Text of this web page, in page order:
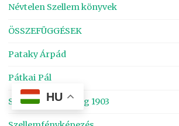
Névtelen Szellem könyvek
ÖSSZEFÜGGÉSEK
Pataky Árpád
Pátkai Pál
Szellem, Erő, Anyag 1903
HU